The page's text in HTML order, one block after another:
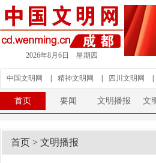
2026年8月6日 星期四
中国文明网 精神文明网 四川文明网
首页 要闻 文明播报 文
首页 > 文明播报